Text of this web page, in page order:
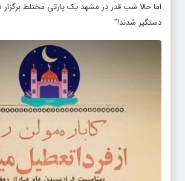
اما حالا شب قدر در مشهد یک پارتی مختلط
دستگیر شدند!”